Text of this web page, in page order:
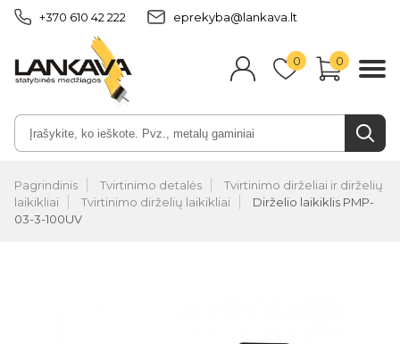
+370 610 42 222 eprekyba@lankava.lt
0 0
Pagrindinis Tvirtinimo detalės
Tvirtinimo dirželiai ir dirželių
laikikliai
Tvirtinimo dirželių laikikliai
Dirželio laikiklis PMP-
03-3-100UV